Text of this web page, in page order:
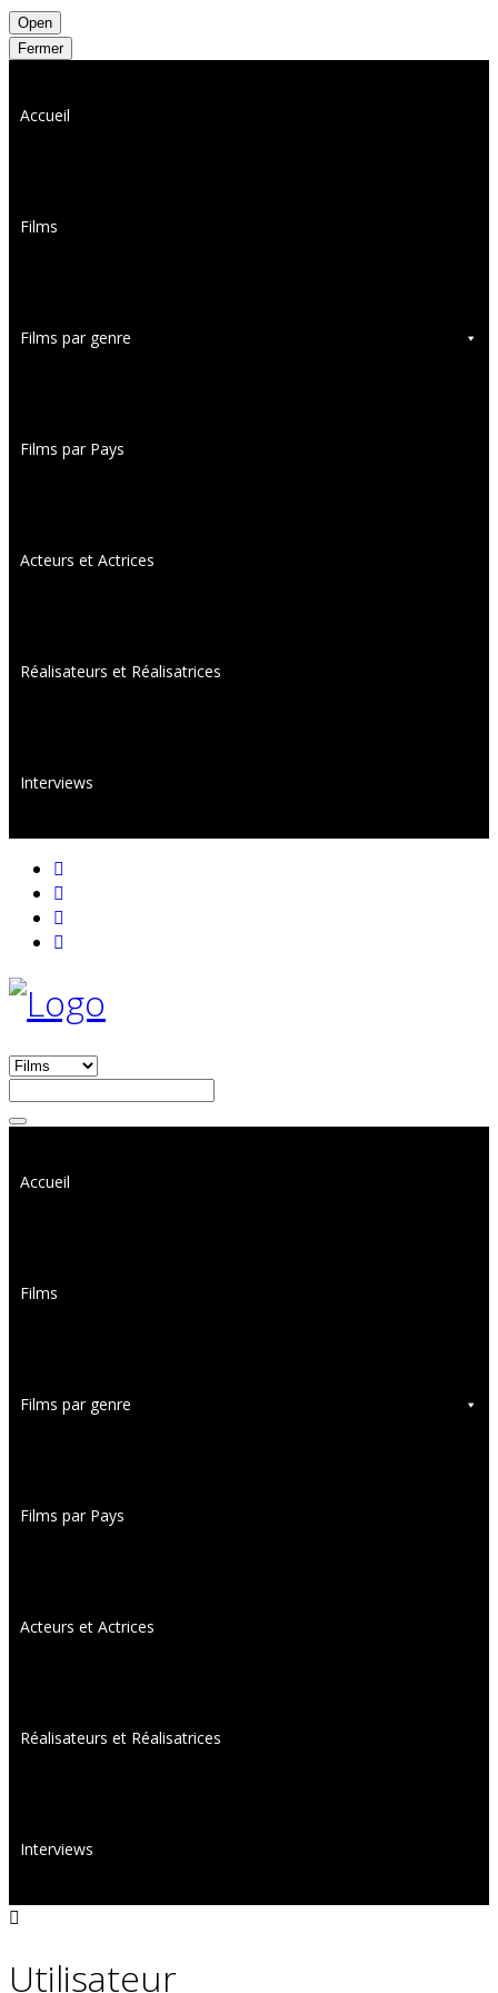
Open
Fermer
Accueil
Films
Films par genre
Films par Pays
Acteurs et Actrices
Réalisateurs et Réalisatrices
Interviews
Accueil
Films
Films par genre
Films par Pays
Acteurs et Actrices
Réalisateurs et Réalisatrices
Interviews
Utilisateur